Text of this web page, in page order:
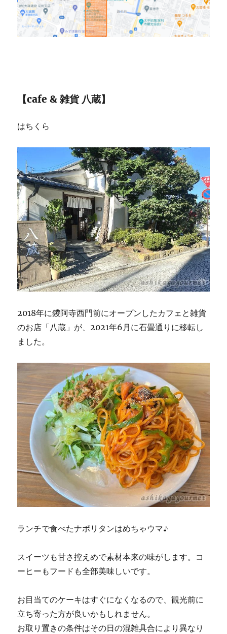
【cafe & 雑貨 八蔵】
はちくら
2018年に鑁阿寺西門前にオープンしたカフェと雑貨
のお店「八蔵」が、2021年6月に石畳通りに移転し
ました。
ランチで食べたナポリタンはめちゃウマ♪
スイーツも甘さ控えめで素材本来の味がします。コ
ーヒーもフードも全部美味しいです。
お目当てのケーキはすぐになくなるので、観光前に
立ち寄った方が良いかもしれません。
お取り置きの条件はその日の混雑具合により異なり